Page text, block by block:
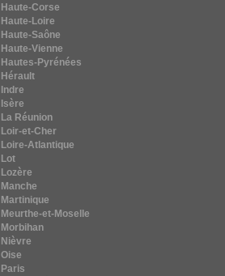
Haute-Corse
Haute-Loire
Haute-Saône
Haute-Vienne
Hautes-Pyrénées
Hérault
Indre
Isère
La Réunion
Loir-et-Cher
Loire-Atlantique
Lot
Lozère
Manche
Martinique
Meurthe-et-Moselle
Morbihan
Nièvre
Oise
Paris